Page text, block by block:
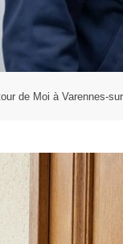
de Moi à Varennes-